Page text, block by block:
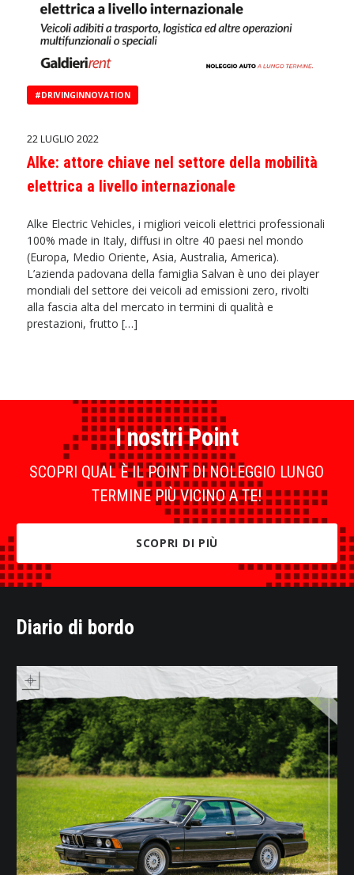
#DRIVINGINNOVATION
22 LUGLIO 2022
Alke: attore chiave nel settore della mobilità
elettrica a livello internazionale
Alke Electric Vehicles, i migliori veicoli elettrici professionali
100% made in Italy, diffusi in oltre 40 paesi nel mondo
(Europa, Medio Oriente, Asia, Australia, America).
L’azienda padovana della famiglia Salvan è uno dei player
mondiali del settore dei veicoli ad emissioni zero, rivolti
alla fascia alta del mercato in termini di qualità e
prestazioni, frutto […]
I nostri Point
SCOPRI QUAL È IL POINT DI NOLEGGIO LUNGO
TERMINE PIÙ VICINO A TE!
SCOPRI DI PIÙ
Diario di bordo